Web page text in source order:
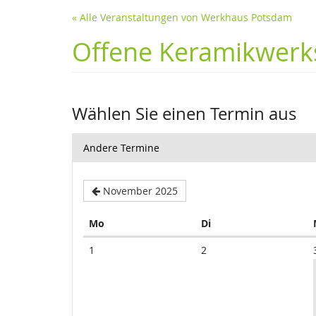
« Alle Veranstaltungen von Werkhaus Potsdam
Offene
Wählen Sie einen Termin aus
Andere Termine
November 2025
Mo DiDienstag
1
2